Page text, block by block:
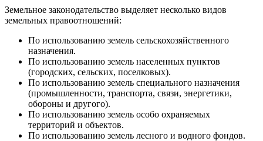
Земельное законодательство выделяет несколько видов
земельных правоотношений:
По использованию земель сельскохозяйственного
назначения.
По использованию земель населенных пунктов
(городских, сельских, поселковых).
По использованию земель специального назначения
(промышленности, транспорта, связи, энергетики,
обороны и другого).
По использованию земель особо охраняемых
территорий и объектов.
По использованию земель лесного и водного фондов.